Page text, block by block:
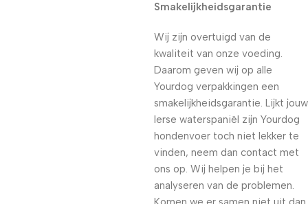
Smakelijkheidsgarantie
Wij zijn overtuigd van de
kwaliteit van onze voeding.
Daarom geven wij op alle
Yourdog verpakkingen een
smakelijkheidsgarantie. Lijkt jouw
Ierse waterspaniël zijn Yourdog
hondenvoer toch niet lekker te
vinden, neem dan contact met
ons op. Wij helpen je bij het
analyseren van de problemen.